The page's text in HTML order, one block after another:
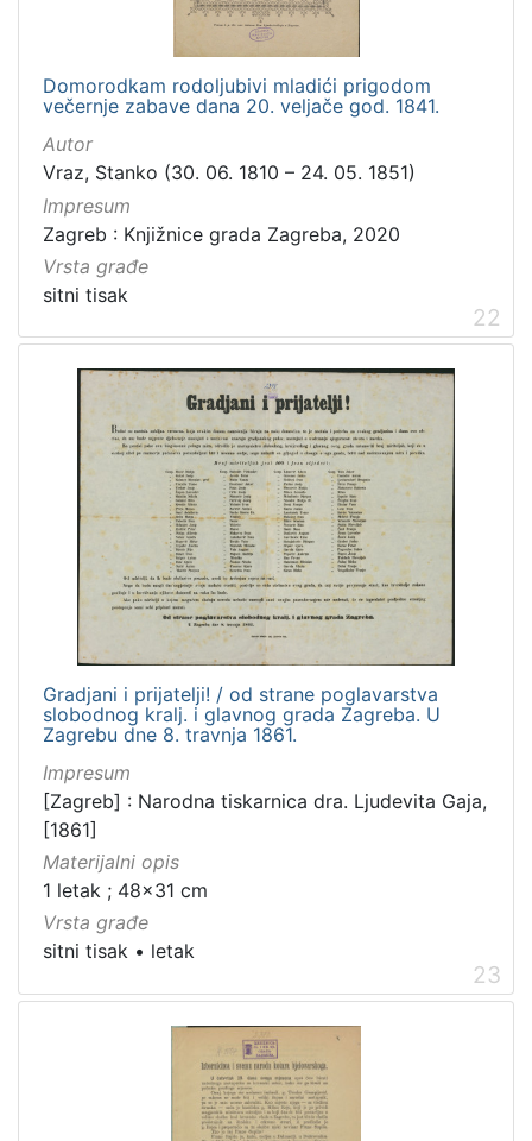
Domorodkam rodoljubivi mladići prigodom
večernje zabave dana 20. veljače god. 1841.
Autor
Vraz, Stanko (30. 06. 1810 – 24. 05. 1851)
Impresum
Zagreb : Knjižnice grada Zagreba, 2020
Vrsta građe
sitni tisak
22
Gradjani i prijatelji! / od strane poglavarstva
slobodnog kralj. i glavnog grada Zagreba. U
Zagrebu dne 8. travnja 1861.
Impresum
[Zagreb] : Narodna tiskarnica dra. Ljudevita Gaja,
[1861]
Materijalni opis
1 letak ; 48x31 cm
Vrsta građe
sitni tisak • letak
23